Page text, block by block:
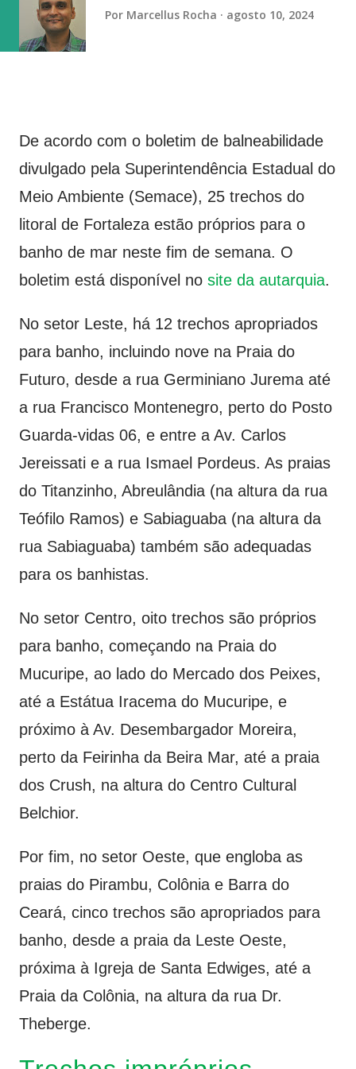
vaga na referência do ataque, com...
Por Marcellus Rocha agosto 10, 2024
De acordo com o boletim de balneabilidade
divulgado pela Superintendência Estadual do
Meio Ambiente (Semace), 25 trechos do
litoral de Fortaleza estão próprios para o
banho de mar neste fim de semana. O
boletim está disponível no site da autarquia.
No setor Leste, há 12 trechos apropriados
para banho, incluindo nove na Praia do
Futuro, desde a rua Germiniano Jurema até
a rua Francisco Montenegro, perto do Posto
Guarda-vidas 06, e entre a Av. Carlos
Jereissati e a rua Ismael Pordeus. As praias
do Titanzinho, Abreulândia (na altura da rua
Teófilo Ramos) e Sabiaguaba (na altura da
rua Sabiaguaba) também são adequadas
para os banhistas.
No setor Centro, oito trechos são próprios
para banho, começando na Praia do
Mucuripe, ao lado do Mercado dos Peixes,
até a Estátua Iracema do Mucuripe, e
próximo à Av. Desembargador Moreira,
perto da Feirinha da Beira Mar, até a praia
dos Crush, na altura do Centro Cultural
Belchior.
Por fim, no setor Oeste, que engloba as
praias do Pirambu, Colônia e Barra do
Ceará, cinco trechos são apropriados para
banho, desde a praia da Leste Oeste,
próxima à Igreja de Santa Edwiges, até a
Praia da Colônia, na altura da rua Dr.
Theberge.